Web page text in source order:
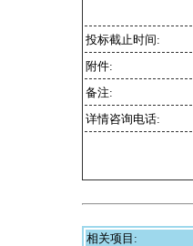
投标截止时间:
附件:
备注:
详情咨询电话:
相关项目: